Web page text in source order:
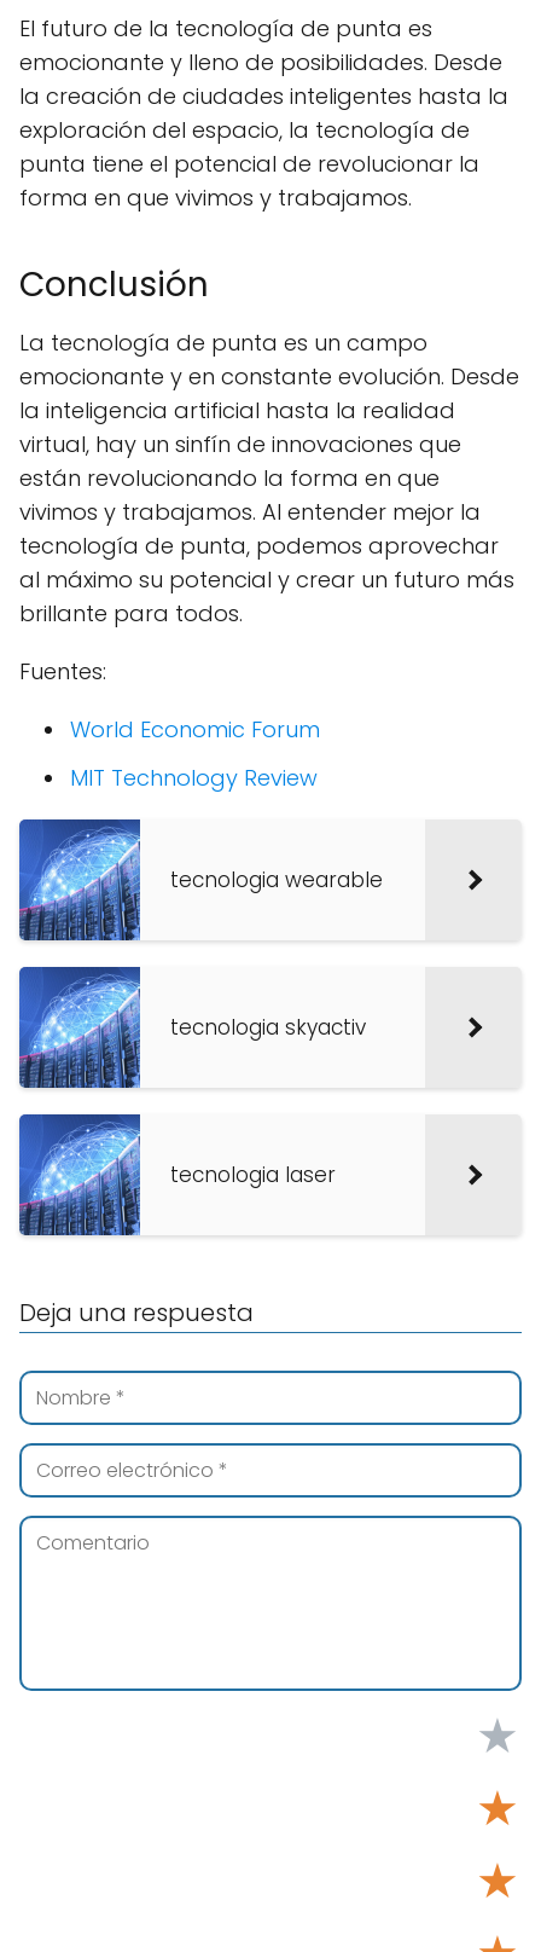
El futuro de la tecnología de punta es
emocionante y lleno de posibilidades. Desde
la creación de ciudades inteligentes hasta la
exploración del espacio, la tecnología de
punta tiene el potencial de revolucionar la
forma en que vivimos y trabajamos.
Conclusión
La tecnología de punta es un campo
emocionante y en constante evolución. Desde
la inteligencia artificial hasta la realidad
virtual, hay un sinfín de innovaciones que
están revolucionando la forma en que
vivimos y trabajamos. Al entender mejor la
tecnología de punta, podemos aprovechar
al máximo su potencial y crear un futuro más
brillante para todos.
Fuentes:
World Economic Forum
MIT Technology Review
tecnologia wearable
tecnologia skyactiv
tecnologia laser
Deja una respuesta
★
★
★